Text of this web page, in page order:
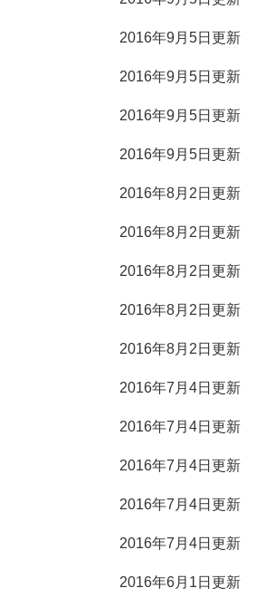
2016年9月5日更新
2016年9月5日更新
2016年9月5日更新
2016年9月5日更新
2016年8月2日更新
2016年8月2日更新
2016年8月2日更新
2016年8月2日更新
2016年8月2日更新
2016年7月4日更新
2016年7月4日更新
2016年7月4日更新
2016年7月4日更新
2016年7月4日更新
2016年6月1日更新